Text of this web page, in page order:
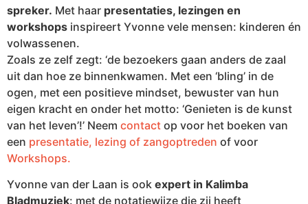
spreker. Met haar presentaties, lezingen en
workshops inspireert Yvonne vele mensen: kinderen én
volwassenen.
Zoals ze zelf zegt: ‘de bezoekers gaan anders de zaal
uit dan hoe ze binnenkwamen. Met een ‘bling’ in de
ogen, met een positieve mindset, bewuster van hun
eigen kracht en onder het motto: ‘Genieten is de kunst
van het leven’!’ Neem contact op voor het boeken van
een presentatie, lezing of zangoptreden of voor
Workshops.
Yvonne van der Laan is ook expert in Kalimba
Bladmuziek: met de notatiewijze die zij heeft